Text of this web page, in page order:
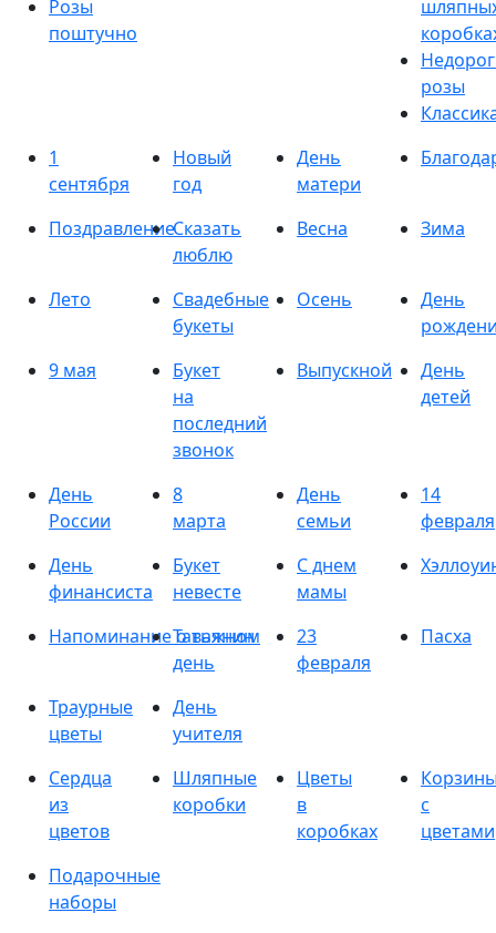
Розы
поштучно
розы
1
сентября
Новый
год
День
матери
ПоздравлениеСказать
люблю
Весна Зима
Лето
Свадебные
букеты
Осень
День
9 мая
Букет
на
последний
звонок
Выпускной
День
детей
День
России
8
марта
День
семьи
14
февраля
День
финансиста
Букет
невесте
С днем
мамы
Напоминание о важном
Татьянин
день
23
февраля
Пасха
Траурные
цветы
День
учителя
Сердца
из
цветов
Шляпные
коробки
Цветы
в
коробках
с
цветами
Подарочные
наборы